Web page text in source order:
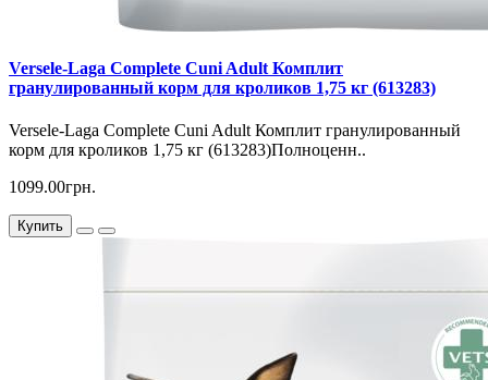
Versele-Laga Complete Cuni Adult Комплит
гранулированный корм для кроликов 1,75 кг (613283)
Versele-Laga Complete Cuni Adult Комплит гранулированный
корм для кроликов 1,75 кг (613283)Полноценн..
1099.00грн.
Купить